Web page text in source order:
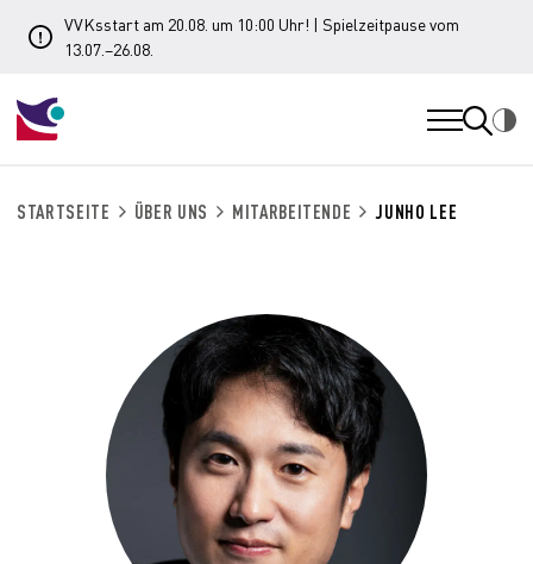
VVKsstart am 20.08. um 10:00 Uhr! | Spielzeitpause vom
13.07.–26.08.
STARTSEITE ÜBER UNS MITARBEITENDE JUNHO LEE